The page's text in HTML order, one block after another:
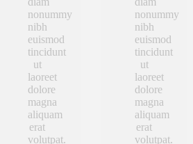
nonummy
nibh
euismod
tincidunt
ut
laoreet
dolore
magna
aliquam
erat
volutpat.
nonummy
nibh
euismod
tincidunt
ut
laoreet
dolore
magna
aliquam
erat
volutpat.